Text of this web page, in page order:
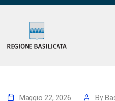
Maggio 22, 2026 By